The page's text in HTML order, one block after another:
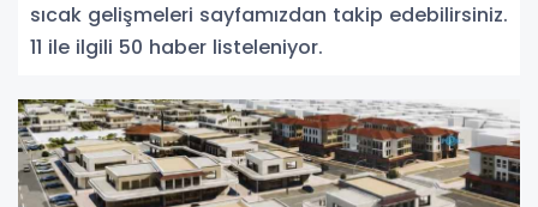
sıcak gelişmeleri sayfamızdan takip edebilirsiniz.
11 ile ilgili 50 haber listeleniyor.